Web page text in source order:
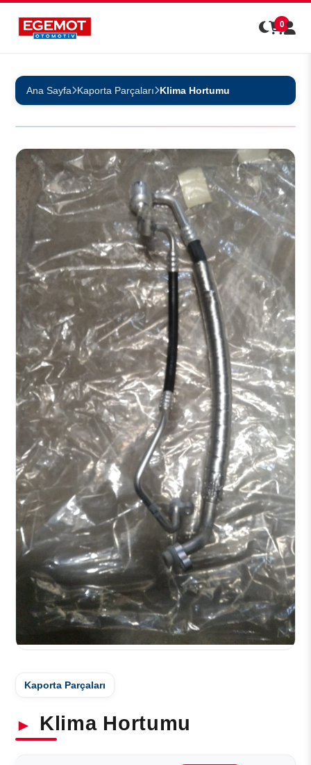
0
Ana Sayfa Kaporta Parçaları Klima Hortumu
Kaporta Parçaları
Klima Hortumu